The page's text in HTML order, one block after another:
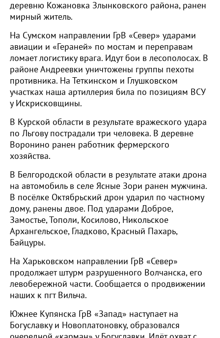
деревню Кожановка Злынковского района, ранен
мирный житель.
На Сумском направлении ГрВ «Север» ударами
авиации и «Гераней» по мостам и переправам
ломает логистику врага. Идут бои в лесополосах. В
районе Андреевки уничтожены группы пехоты
противника. На Теткинском и Глушковском
участках наша артиллерия била по позициям ВСУ
у Искрисковщины.
В Курской области в результате вражеского удара
по Льгову пострадали три человека. В деревне
Воронино ранен работник фермерского
хозяйства.
В Белгородской области в результате атаки дрона
на автомобиль в селе Ясные Зори ранен мужчина.
В посёлке Октябрьский дрон ударил по частному
дому, ранены двое. Под ударами Доброе,
Замостье, Тополи, Косилово, Никольское
Архангельское, Гладково, Красный Пахарь,
Байцуры.
На Харьковском направлении ГрВ «Север»
продолжает штурм разрушенного Волчанска, его
левобережной части. Сообщается о продвижении
наших к пгт Вильча.
Южнее Купянска ГрВ «Запад» наступает на
Богуславку и Новоплатоновку, образовался